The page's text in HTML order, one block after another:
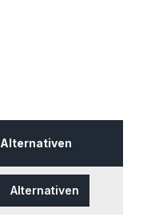
Alternativen
Alternativen